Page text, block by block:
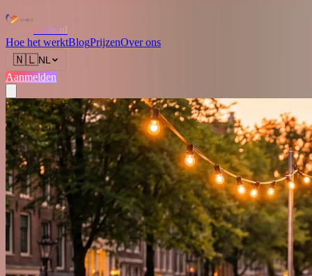
Love.nl
Hoe het werktBlogPrijzenOver ons
🇳🇱NL
Aanmelden